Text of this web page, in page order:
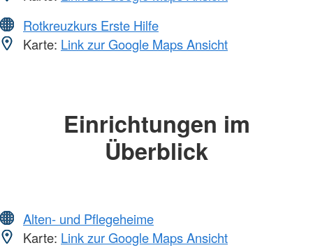
Rotkreuzkurs Erste Hilfe
Karte: Link zur Google Maps Ansicht
Einrichtungen im
Überblick
Alten- und Pflegeheime
Karte: Link zur Google Maps Ansicht